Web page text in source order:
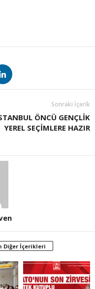
Sonraki İçerik
ÖNCÜ GENÇLİK
YEREL SEÇİMLERE HAZIR
Diğer İçerikleri